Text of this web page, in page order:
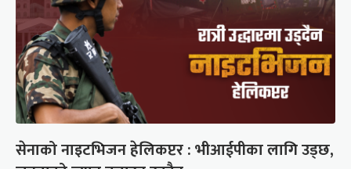
सेनाको नाइटभिजन हेलिकप्टर : भीआईपीका लागि उड्छ,